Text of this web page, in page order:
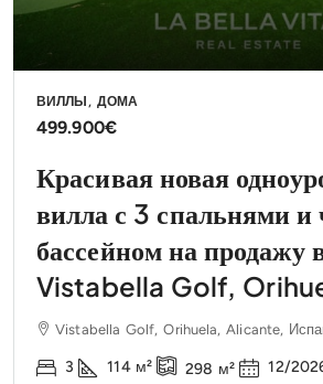
ВИЛЛЫ, ДОМА
499.900€
Красивая новая
вилла с 3 спальнями
бассейном на продажу
Vistabella Golf,
Vistabella Golf, Orihuela, Alicante,
3 114 м² 298 м² 12/